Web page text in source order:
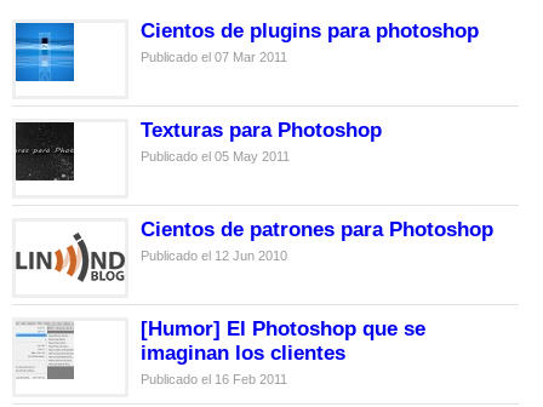
Cientos de plugins para photoshop
Publicado el 07 Mar 2011
Texturas para Photoshop
Publicado el 05 May 2011
Cientos de patrones para Photoshop
Publicado el 12 Jun 2010
[Humor] El Photoshop que se
imaginan los clientes
Publicado el 16 Feb 2011